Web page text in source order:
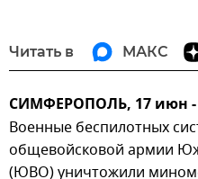
Читать в МАКС
СИМФЕРОПОЛЬ, 17 июн
Военные беспилотных
общевойсковой армии
(ЮВО) уничтожили